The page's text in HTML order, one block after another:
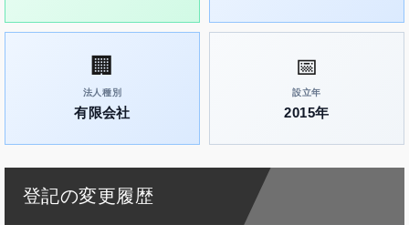
🏢
法人種別
有限会社
📅
設立年
2015年
登記の変更履歴